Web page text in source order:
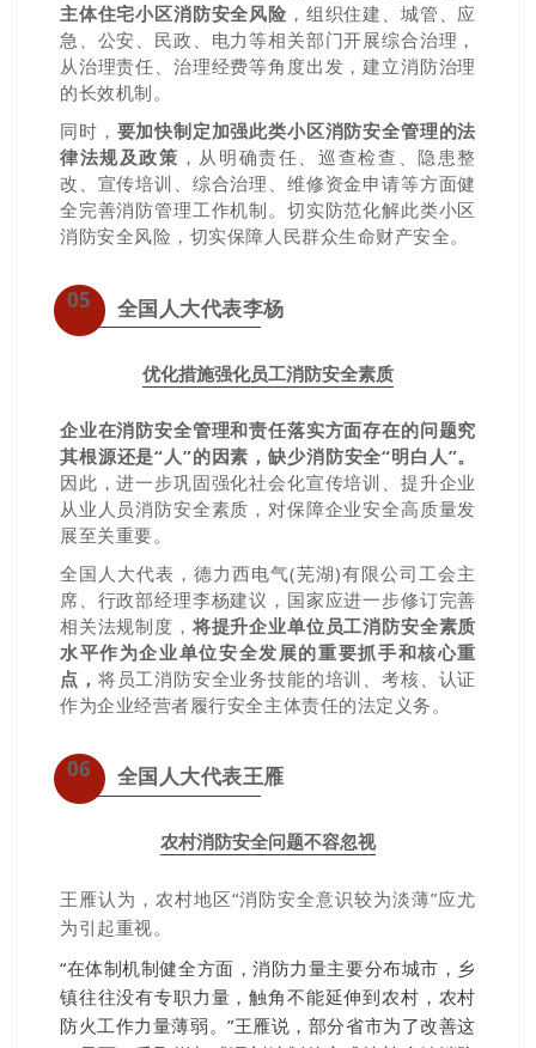
主体住宅小区消防安全风险 ，组织住建、城管、应
急、公安、民政、电力等相关部门开展综合治理，
从治理责任、治理经费等角度出发，建立消防治理
的长效机制。
同时， 要加快制定加强此类小区消防安全管理的法
律法规及政策 ，从明确责任、巡查检查、隐患整
改、宣传培训、综合治理、维修资金申请等方面健
全完善消防管理工作机制。切实防范化解此类小区
消防安全风险，切实保障人民群众生命财产安全。
05 全国人大代表李杨
优化措施强化员工消防安全素质
企业在消防安全管理和责任落实方面存在的问题究
其根源还是“人”的因素，缺少消防安全“明白人”。
因此，进一步巩固强化社会化宣传培训、提升企业
从业人员消防安全素质，对保障企业安全高质量发
展至关重要。
全国人大代表，德力西电气(芜湖)有限公司工会主
席、行政部经理李杨建议，国家应进一步修订完善
相关法规制度， 将提升企业单位员工消防安全素质
水平作为企业单位安全发展的重要抓手和核心重
点， 将员工消防安全业务技能的培训、考核、认证
作为企业经营者履行安全主体责任的法定义务。
06 全国人大代表王雁
农村消防安全问题不容忽视
王雁认为，农村地区“消防安全意识较为淡薄”应尤
为引起重视。
“在体制机制健全方面，消防力量主要分布城市，乡
镇往往没有专职力量，触角不能延伸到农村，农村
防火工作力量薄弱。”王雁说，部分省市为了改善这